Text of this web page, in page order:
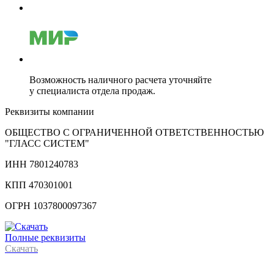
Возможность наличного расчета уточняйте
у специалиста отдела продаж.
Реквизиты компании
ОБЩЕСТВО С ОГРАНИЧЕННОЙ ОТВЕТСТВЕННОСТЬЮ
"ГЛАСС СИСТЕМ"
ИНН 7801240783
КПП 470301001
ОГРН 1037800097367
Полные реквизиты
Скачать